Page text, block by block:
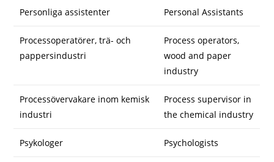
Personliga assistenter Personal Assistants
Processoperatörer, trä- och
pappersindustri
Process operators,
wood and paper
industry
Processövervakare inom kemisk
industri
Process supervisor in
the chemical industry
Psykologer Psychologists